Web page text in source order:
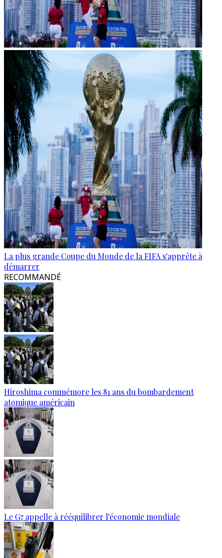
La plus grande Coupe du Monde de la FIFA s'apprête à
démarrer
RECOMMANDÉ
Hiroshima commémore les 81 ans du bombardement
atomique américain
Le G7 appelle à rééquilibrer l'économie mondiale